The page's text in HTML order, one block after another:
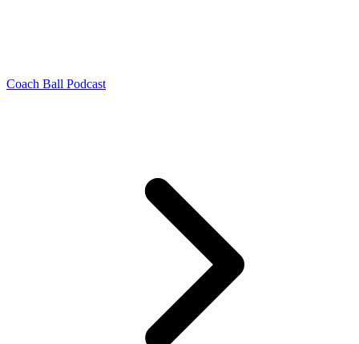
Coach Ball Podcast